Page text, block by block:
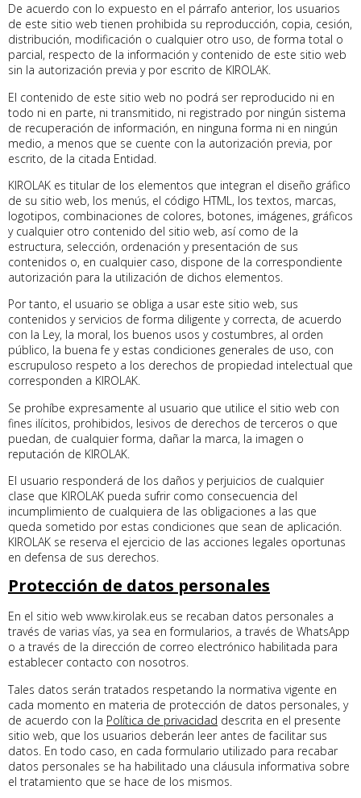
De acuerdo con lo expuesto en el párrafo anterior, los usuarios
de este sitio web tienen prohibida su reproducción, copia, cesión,
distribución, modificación o cualquier otro uso, de forma total o
parcial, respecto de la información y contenido de este sitio web
sin la autorización previa y por escrito de KIROLAK.
El contenido de este sitio web no podrá ser reproducido ni en
todo ni en parte, ni transmitido, ni registrado por ningún sistema
de recuperación de información, en ninguna forma ni en ningún
medio, a menos que se cuente con la autorización previa, por
escrito, de la citada Entidad.
KIROLAK es titular de los elementos que integran el diseño gráfico
de su sitio web, los menús, el código HTML, los textos, marcas,
logotipos, combinaciones de colores, botones, imágenes, gráficos
y cualquier otro contenido del sitio web, así como de la
estructura, selección, ordenación y presentación de sus
contenidos o, en cualquier caso, dispone de la correspondiente
autorización para la utilización de dichos elementos.
Por tanto, el usuario se obliga a usar este sitio web, sus
contenidos y servicios de forma diligente y correcta, de acuerdo
con la Ley, la moral, los buenos usos y costumbres, al orden
público, la buena fe y estas condiciones generales de uso, con
escrupuloso respeto a los derechos de propiedad intelectual que
corresponden a KIROLAK.
Se prohíbe expresamente al usuario que utilice el sitio web con
fines ilícitos, prohibidos, lesivos de derechos de terceros o que
puedan, de cualquier forma, dañar la marca, la imagen o
reputación de KIROLAK.
El usuario responderá de los daños y perjuicios de cualquier
clase que KIROLAK pueda sufrir como consecuencia del
incumplimiento de cualquiera de las obligaciones a las que
queda sometido por estas condiciones que sean de aplicación.
KIROLAK se reserva el ejercicio de las acciones legales oportunas
en defensa de sus derechos.
Protección de datos personales
En el sitio web www.kirolak.eus se recaban datos personales a
través de varias vías, ya sea en formularios, a través de WhatsApp
o a través de la dirección de correo electrónico habilitada para
establecer contacto con nosotros.
Tales datos serán tratados respetando la normativa vigente en
cada momento en materia de protección de datos personales, y
de acuerdo con la Política de privacidad descrita en el presente
sitio web, que los usuarios deberán leer antes de facilitar sus
datos. En todo caso, en cada formulario utilizado para recabar
datos personales se ha habilitado una cláusula informativa sobre
el tratamiento que se hace de los mismos.